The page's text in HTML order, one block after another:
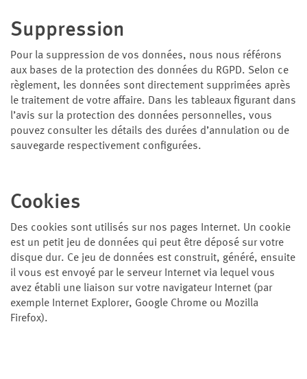
Suppression
Pour la suppression de vos données, nous nous référons
aux bases de la protection des données du RGPD. Selon ce
règlement, les données sont directement supprimées après
le traitement de votre affaire. Dans les tableaux figurant dans
l’avis sur la protection des données personnelles, vous
pouvez consulter les détails des durées d’annulation ou de
sauvegarde respectivement configurées.
Cookies
Des cookies sont utilisés sur nos pages Internet. Un cookie
est un petit jeu de données qui peut être déposé sur votre
disque dur. Ce jeu de données est construit, généré, ensuite
il vous est envoyé par le serveur Internet via lequel vous
avez établi une liaison sur votre navigateur Internet (par
exemple Internet Explorer, Google Chrome ou Mozilla
Firefox).